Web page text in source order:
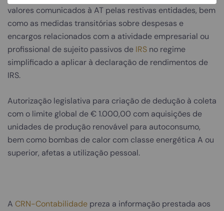
valores comunicados à AT pelas restivas entidades, bem
como as medidas transitórias sobre despesas e
encargos relacionados com a atividade empresarial ou
profissional de sujeito passivos de IRS no regime
simplificado a aplicar à declaração de rendimentos de
IRS.
Autorização legislativa para criação de dedução à coleta
com o limite global de € 1.000,00 com aquisições de
unidades de produção renovável para autoconsumo,
bem como bombas de calor com classe energética A ou
superior, afetas a utilização pessoal.
A CRN-Contabilidade preza a informação prestada aos